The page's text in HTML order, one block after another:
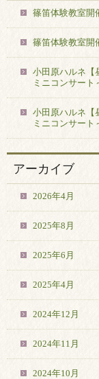
篠笛体験教室開
篠笛体験教室開
小田原ハルネ【
ミニコンサート
小田原ハルネ【
ミニコンサート
アーカイブ
2026年4月
2025年8月
2025年6月
2025年4月
2024年12月
2024年11月
2024年10月